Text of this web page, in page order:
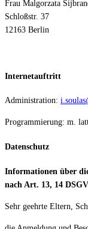
Frau Malgorzata
Schloßstr. 37
12163 Berlin
Internetauftritt
Administration:
Programmierung: m.
Datenschutz
Informationen über
nach Art. 13, 14
Sehr geehrte Eltern,